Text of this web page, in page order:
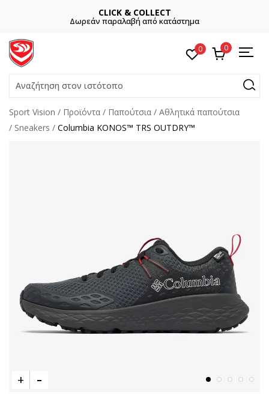
CLICK & COLLECT
Δωρεάν παραλαβή από κατάστημα
0 0
Αναζήτηση στον ιστότοπο
Sport Vision Προϊόντα Παπούτσια
Αθλητικά παπούτσια
Sneakers
Columbia KONOS™ TRS OUTDRY™